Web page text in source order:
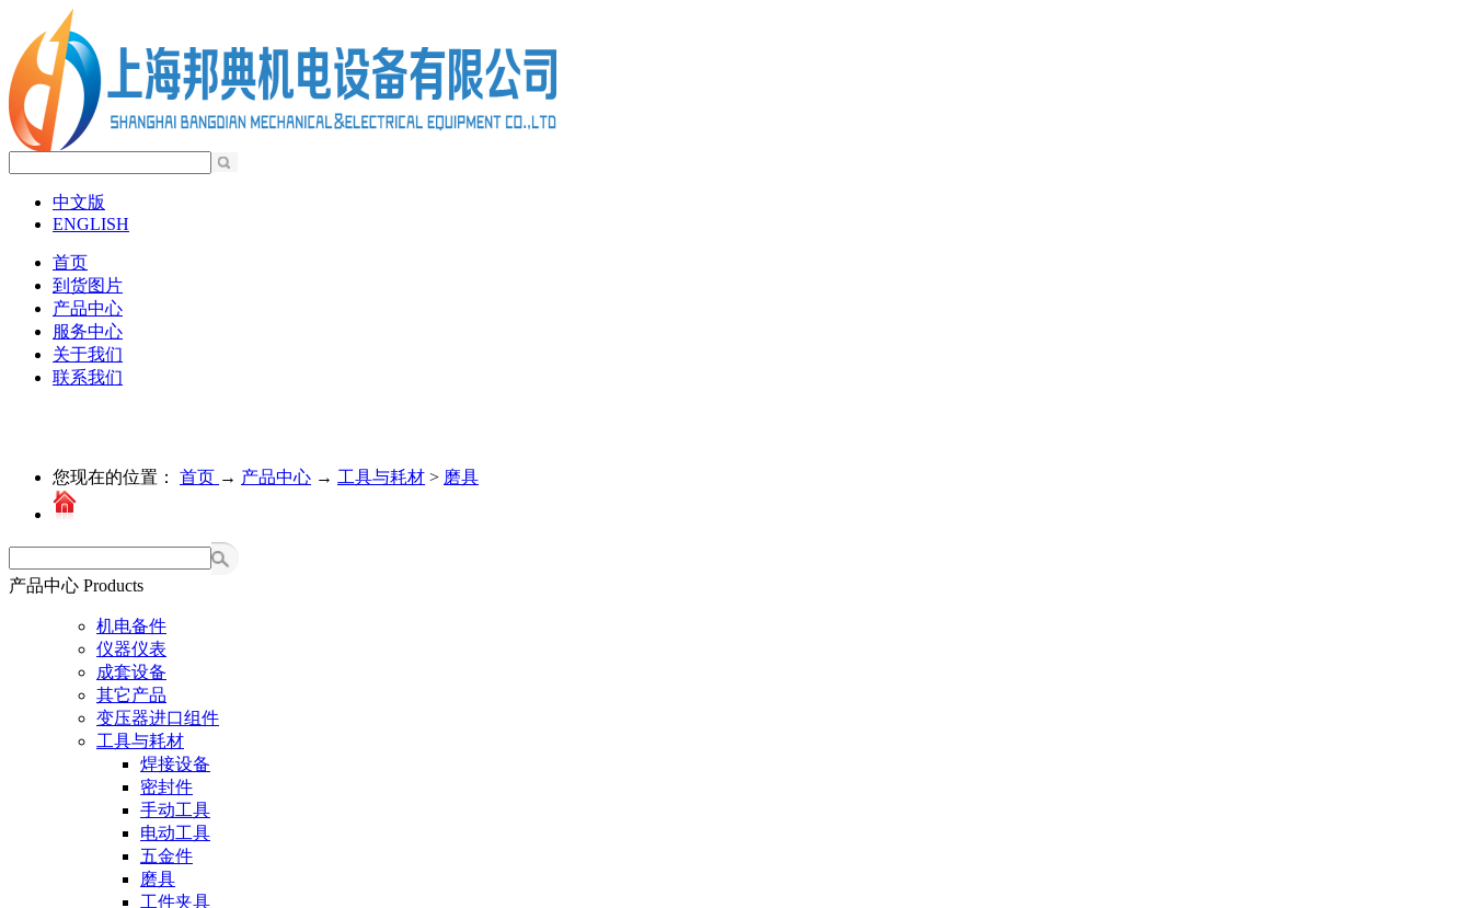
中文版
ENGLISH
首页
到货图片
产品中心
服务中心
关于我们
联系我们
您现在的位置： 首页
Products
机电备件